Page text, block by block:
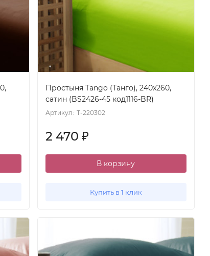
Простыня Tango (Танго), 240x260,
сатин (BS2426-45 код1116-BR)
Артикул: T-220302
2 470 ₽
В корзину
Купить в 1 клик